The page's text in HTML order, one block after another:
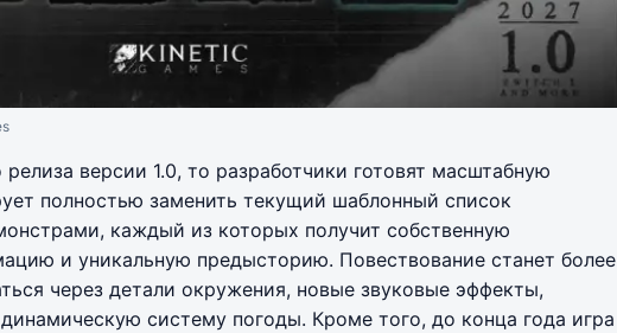
релиза версии 1.0, то разработчики готовят масштабную
полностью заменить текущий шаблонный список
каждый из которых получит собственную
и уникальную предысторию. Повествование станет более
через детали окружения, новые звуковые эффекты,
систему погоды. Кроме того, до конца года игра